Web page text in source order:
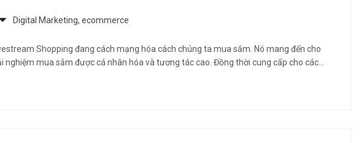
Digital Marketing, ecommerce
Shopping đang cách mạng hóa cách chúng ta mua sắm. Nó mang đến cho
nghiệm mua sắm được cá nhân hóa và tương tác cao. Đồng thời cung cấp cho các…